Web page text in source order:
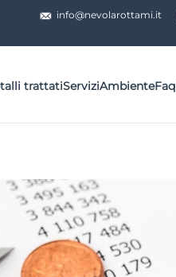
info@nevolarottami.it
trattatiServiziAmbienteFaq